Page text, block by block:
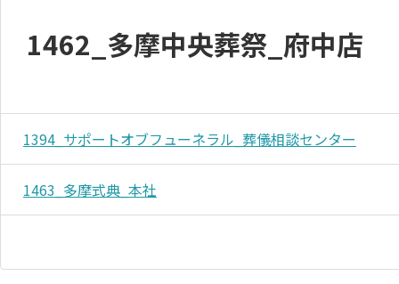
1462_多摩中央葬祭_府中店
1394_サポートオブフューネラル_葬儀相談センター
1463_多摩式典_本社